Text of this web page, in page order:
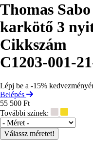
Thomas
karkötő 3
Cikkszám
C1203-001-
Lépj be a -15%
Belépés
55 500 Ft
További színek:
Méret